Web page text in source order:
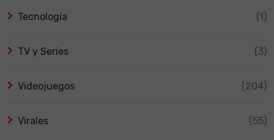
Tecnología (1)
TV y Series (3)
Videojuegos (204)
Virales (55)